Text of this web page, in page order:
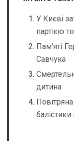
У Києві
партією
Пам’яті
Савчука
дитина
балістики